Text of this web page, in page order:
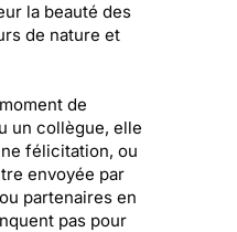
la beauté des
de nature et
de
un collègue, elle
félicitation, ou
envoyée par
partenaires en
pas pour